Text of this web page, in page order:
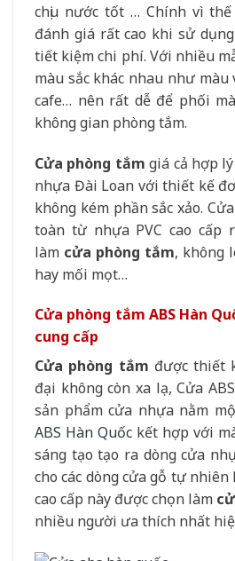
chịu nước tốt … Chính vì
đánh giá rất cao khi sử
tiết kiệm chi phí. Với nhiều
màu sắc khác nhau như màu
cafe… nên rất dễ để phối
không gian phòng tắm.
Cửa phòng tắm giá cả hợp
nhựa Đài Loan với thiết kế
không kém phần sắc xảo.
toàn từ nhựa PVC cao cấp
làm cửa phòng tắm, không
hay mối mọt…
Cửa phòng tắm ABS Hàn
cung cấp
Cửa phòng tắm được thiết
đại không còn xa lạ, Cửa
sản phẩm cửa nhựa nằm
ABS Hàn Quốc kết hợp với
sáng tạo tạo ra dòng cửa
cho các dòng cửa gỗ tự nhiên
cao cấp này được chọn làm
nhiều người ưa thích nhất